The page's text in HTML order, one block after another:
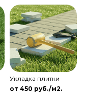
Укладка плитки
от 450 руб./м2.